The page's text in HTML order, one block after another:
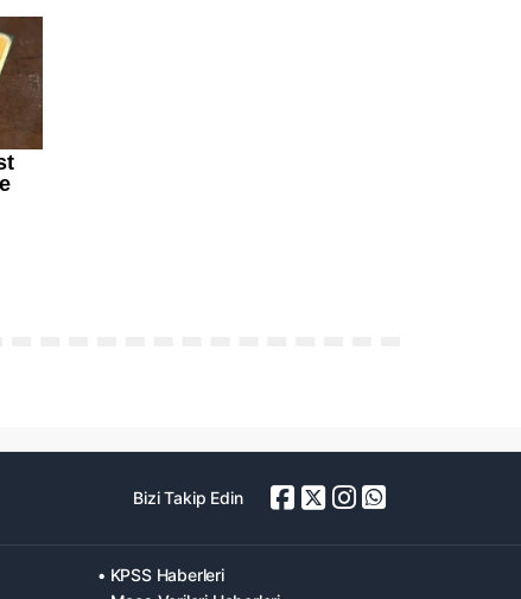
Bizi Takip Edin
• KPSS Haberleri